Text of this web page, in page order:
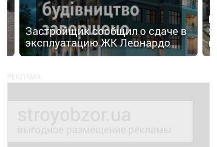
Застройщик сообщил о сдаче в
эксплуатацию ЖК Леонардо